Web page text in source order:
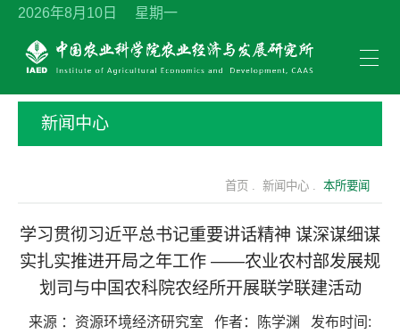
2026年8月10日 星期一
新闻中心
首页 . 新闻中心 . 本所要闻
学习贯彻习近平总书记重要讲话精神 谋深谋细谋
实扎实推进开局之年工作 ——农业农村部发展规
划司与中国农科院农经所开展联学联建活动
来源 ： 资源环境经济研究室 作者： 陈学渊
发布时间: